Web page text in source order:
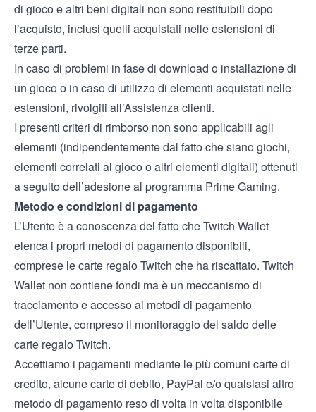
di gioco e altri beni digitali non sono restituibili dopo
l’acquisto, inclusi quelli acquistati nelle estensioni di
terze parti.
In caso di problemi in fase di download o installazione di
un gioco o in caso di utilizzo di elementi acquistati nelle
estensioni, rivolgiti all’Assistenza clienti.
I presenti criteri di rimborso non sono applicabili agli
elementi (indipendentemente dal fatto che siano giochi,
elementi correlati al gioco o altri elementi digitali) ottenuti
a seguito dell’adesione al programma Prime Gaming.
Metodo e condizioni di pagamento
L’Utente è a conoscenza del fatto che Twitch Wallet
elenca i propri metodi di pagamento disponibili,
comprese le carte regalo Twitch che ha riscattato. Twitch
Wallet non contiene fondi ma è un meccanismo di
tracciamento e accesso ai metodi di pagamento
dell’Utente, compreso il monitoraggio del saldo delle
carte regalo Twitch.
Accettiamo i pagamenti mediante le più comuni carte di
credito, alcune carte di debito, PayPal e/o qualsiasi altro
metodo di pagamento reso di volta in volta disponibile